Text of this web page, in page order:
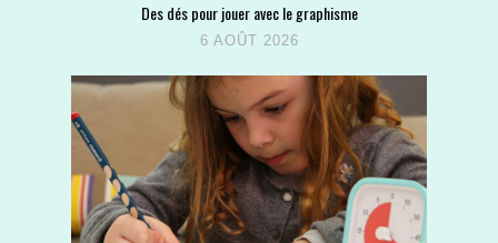
Des dés pour jouer avec le graphisme
6 AOÛT 2026